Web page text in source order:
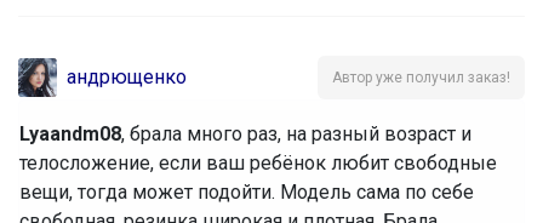
андрющенко Автор уже получил заказ!
Lyaandm08, брала много раз, на разный возраст и
телосложение, если ваш ребёнок любит свободные
вещи, тогда может подойти. Модель сама по себе